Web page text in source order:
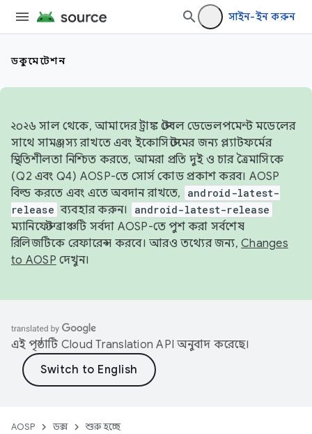
সাইন-ইন করুন
ডকুমেন্টেশন
২০২৬ সাল থেকে, আমাদের ট্রাঙ্ক স্টেবল ডেভেলপমেন্ট মডেলের
সাথে সামঞ্জস্য রাখতে এবং ইকোসিস্টেমের জন্য প্ল্যাটফর্মের
স্থিতিশীলতা নিশ্চিত করতে, আমরা প্রতি দুই ও চার ত্রৈমাসিকে
(Q2 এবং Q4) AOSP-তে সোর্স কোড প্রকাশ করব। AOSP
বিল্ড করতে এবং এতে অবদান রাখতে,
android-latest-
release ব্যবহার করুন। android-latest-release
ম্যানিফেস্ট ব্রাঞ্চটি সর্বদা AOSP-তে পুশ করা সর্বশেষ
রিলিজটিকে রেফারেন্স করবে। আরও তথ্যের জন্য, Changes
to AOSP দেখুন।
এই পৃষ্ঠাটি Cloud Translation API অনুবাদ করেছে।
AOSP ডক্স শুরু হচ্ছে